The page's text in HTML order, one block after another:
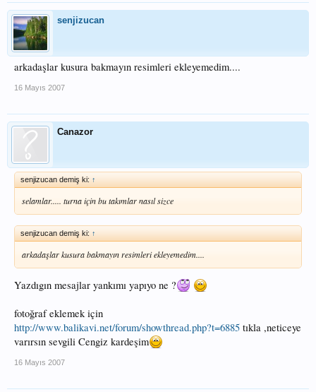
senjizucan
arkadaşlar kusura bakmayın resimleri ekleyemedim....
16 Mayıs 2007
Canazor
senjizucan demiş ki: ↑
selamlar..... turna için bu takımlar nasıl sizce
senjizucan demiş ki: ↑
arkadaşlar kusura bakmayın resimleri ekleyemedim....
Yazdıgın mesajlar yankımı yapıyo ne ?
fotoğraf eklemek için
http://www.balikavi.net/forum/showthread.php?t=6885 tıkla ,neticeye
varırsın sevgili Cengiz kardeşim
16 Mayıs 2007